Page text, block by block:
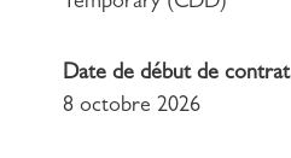
Date de début de contrat
8 octobre 2026